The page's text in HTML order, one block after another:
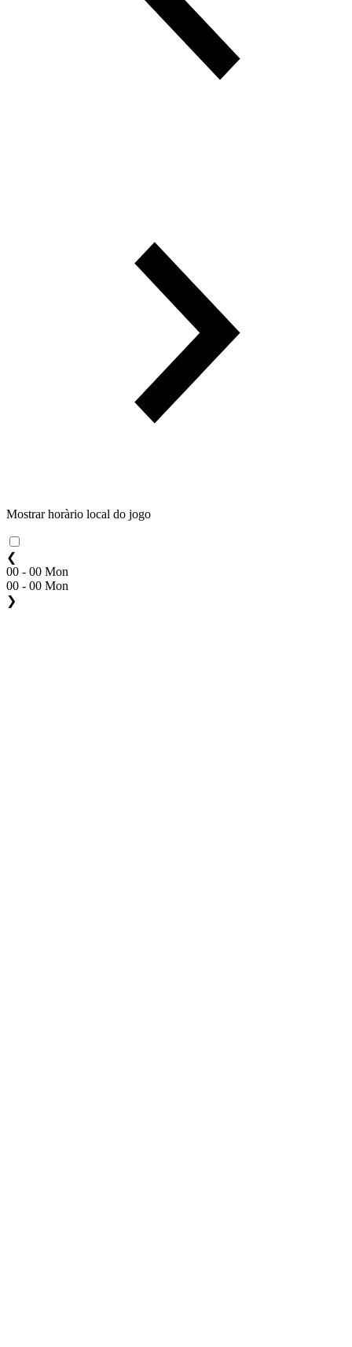
Mostrar horàrio local do jogo
❮
00 - 00 Mon
00 - 00 Mon
❯